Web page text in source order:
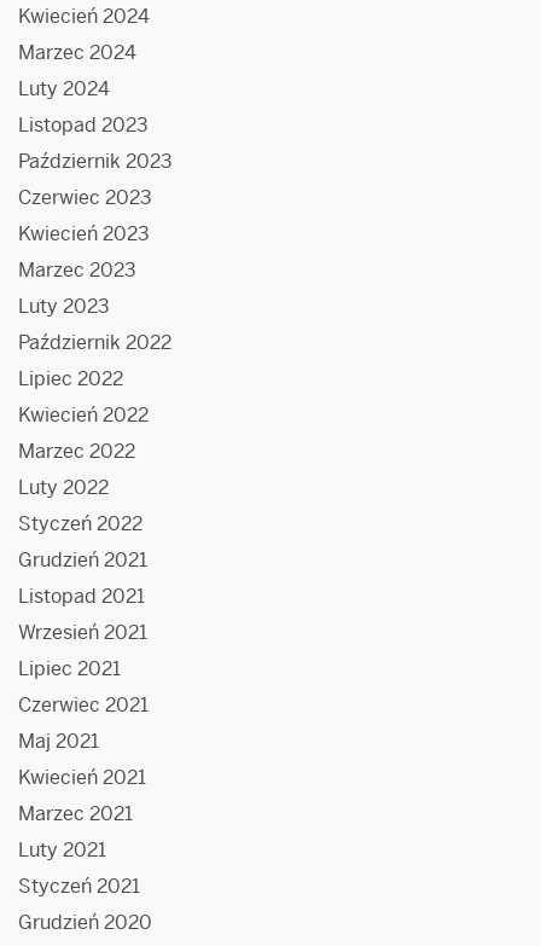
Kwiecień 2024
Marzec 2024
Luty 2024
Listopad 2023
Październik 2023
Czerwiec 2023
Kwiecień 2023
Marzec 2023
Luty 2023
Październik 2022
Lipiec 2022
Kwiecień 2022
Marzec 2022
Luty 2022
Styczeń 2022
Grudzień 2021
Listopad 2021
Wrzesień 2021
Lipiec 2021
Czerwiec 2021
Maj 2021
Kwiecień 2021
Marzec 2021
Luty 2021
Styczeń 2021
Grudzień 2020